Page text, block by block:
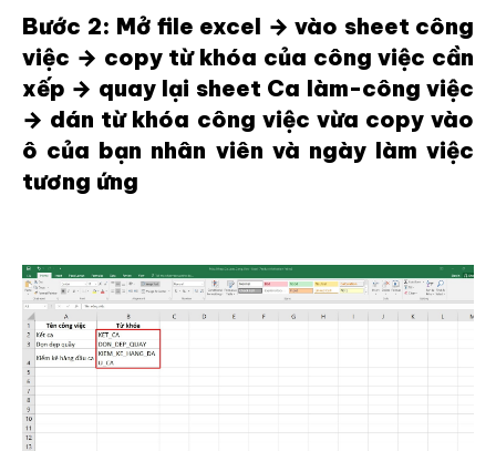
Bước 2: Mở file excel → vào sheet công
việc → copy từ khóa của công việc cần
xếp → quay lại sheet Ca làm-công việc
→ dán từ khóa công việc vừa copy vào
ô của bạn nhân viên và ngày làm việc
tương ứng